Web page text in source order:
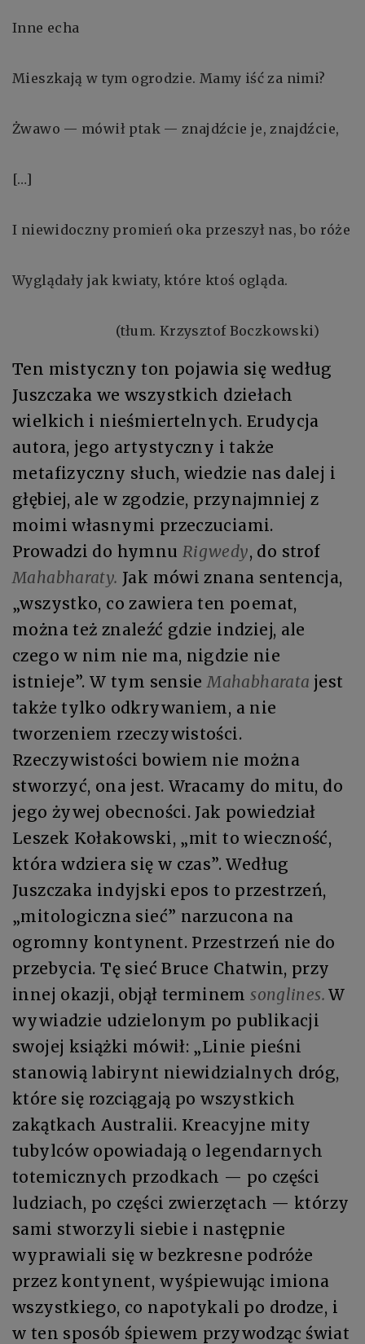
Inne echa
Mieszkają w tym ogrodzie. Mamy iść za nimi?
Żwawo — mówił ptak — znajdźcie je, znajdźcie,
[…]
I niewidoczny promień oka przeszył nas, bo róże
Wyglądały jak kwiaty, które ktoś ogląda.
(tłum. Krzysztof Boczkowski)
Ten mistyczny ton pojawia się według
Juszczaka we wszystkich dziełach
wielkich i nieśmiertelnych. Erudycja
autora, jego artystyczny i także
metafizyczny słuch, wiedzie nas dalej i
głębiej, ale w zgodzie, przynajmniej z
moimi własnymi przeczuciami.
Prowadzi do hymnu Rigwedy, do strof
Mahabharaty. Jak mówi znana sentencja,
„wszystko, co zawiera ten poemat,
można też znaleźć gdzie indziej, ale
czego w nim nie ma, nigdzie nie
istnieje”. W tym sensieMahabharata jest
także tylko odkrywaniem, a nie
tworzeniem rzeczywistości.
Rzeczywistości bowiem nie można
stworzyć, ona jest. Wracamy do mitu, do
jego żywej obecności. Jak powiedział
Leszek Kołakowski, „mit to wieczność,
która wdziera się w czas”. Według
Juszczaka indyjski epos to przestrzeń,
„mitologiczna sieć” narzucona na
ogromny kontynent. Przestrzeń nie do
przebycia. Tę sieć Bruce Chatwin, przy
innej okazji, objął terminemsonglines.W
wywiadzie udzielonym po publikacji
swojej książki mówił: „Linie pieśni
stanowią labirynt niewidzialnych dróg,
które się rozciągają po wszystkich
zakątkach Australii. Kreacyjne mity
tubylców opowiadają o legendarnych
totemicznych przodkach — po części
ludziach, po części zwierzętach — którzy
sami stworzyli siebie i następnie
wyprawiali się w bezkresne podróże
przez kontynent, wyśpiewując imiona
wszystkiego, co napotykali po drodze, i
w ten sposób śpiewem przywodząc świat